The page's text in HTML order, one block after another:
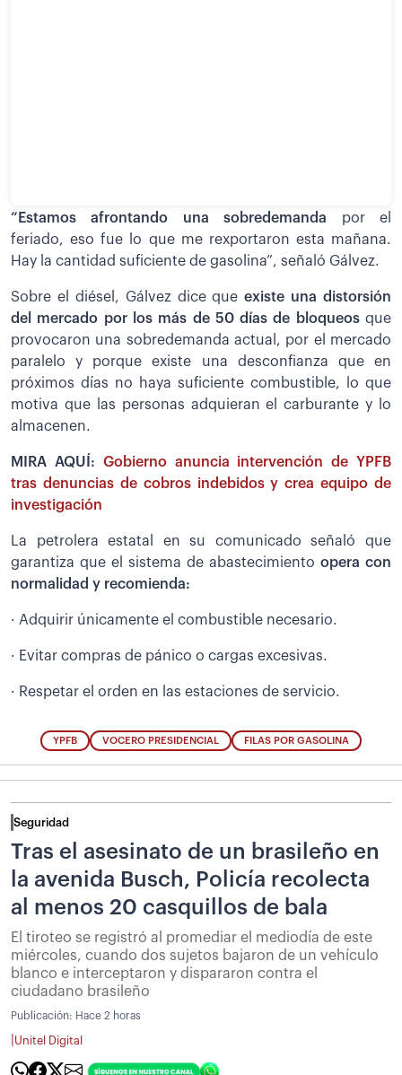
“Estamos afrontando una sobredemanda por el
feriado, eso fue lo que me rexportaron esta mañana.
Hay la cantidad suficiente de gasolina”, señaló Gálvez.
Sobre el diésel, Gálvez dice queexiste una distorsión
del mercado por los más de 50 días de bloqueos que
provocaron una sobredemanda actual, por el mercado
paralelo y porque existe una desconfianza que en
próximos días no haya suficiente combustible, lo que
motiva que las personas adquieran el carburante y lo
almacenen.
MIRA AQUÍ: Gobierno anuncia intervención de YPFB
tras denuncias de cobros indebidos y crea equipo de
investigación
La petrolera estatal en su comunicado señaló que
garantiza que el sistema de abastecimiento opera con
normalidad y recomienda:
· Adquirir únicamente el combustible necesario.
· Evitar compras de pánico o cargas excesivas.
· Respetar el orden en las estaciones de servicio.
YPFB VOCERO PRESIDENCIAL FILAS POR GASOLINA
Seguridad
Tras el asesinato de un brasileño en
la avenida Busch, Policía recolecta
al menos 20 casquillos de bala
El tiroteo se registró al promediar el mediodía de este
miércoles, cuando dos sujetos bajaron de un vehículo
blanco e interceptaron y dispararon contra el
ciudadano brasileño
Publicación: Hace 2 horas
Unitel Digital